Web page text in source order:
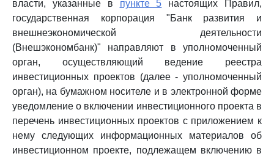
власти, указанные в пункте 5 настоящих Правил,
государственная корпорация "Банк развития и
внешнеэкономической деятельности
(Внешэкономбанк)" направляют в уполномоченный
орган, осуществляющий ведение реестра
инвестиционных проектов (далее - уполномоченный
орган), на бумажном носителе и в электронной форме
уведомление о включении инвестиционного проекта в
перечень инвестиционных проектов с приложением к
нему следующих информационных материалов об
инвестиционном проекте, подлежащем включению в